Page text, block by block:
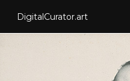
DigitalCurator.art